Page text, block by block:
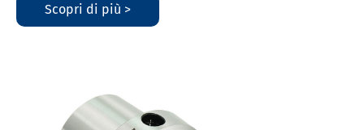
Scopri di più >